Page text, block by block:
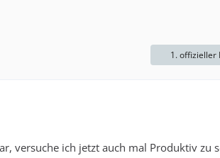
1. offizieller
versuche ich jetzt auch mal Produktiv zu